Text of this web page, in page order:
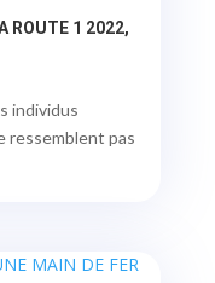
ROUTE 1 2022,
individus
ressemblent pas